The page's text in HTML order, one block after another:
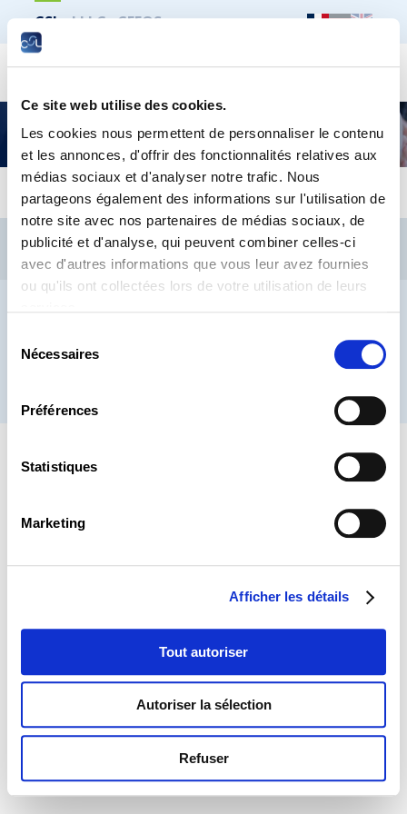
Ce site web utilise des cookies.
Les cookies nous permettent de personnaliser le contenu
et les annonces, d'offrir des fonctionnalités relatives aux
médias sociaux et d'analyser notre trafic. Nous
partageons également des informations sur l'utilisation de
notre site avec nos partenaires de médias sociaux, de
publicité et d'analyse, qui peuvent combiner celles-ci
avec d'autres informations que vous leur avez fournies
ou qu'ils ont collectées lors de votre utilisation de leurs
Nécessaires
Préférences
Statistiques
Marketing
Afficher les détails
Tout autoriser
Autoriser la sélection
Refuser
CSL LLLC CEFOS
séminaires 2024
CSL LLLC
CEFOS
Contact
Jobs Inscription Newsletters